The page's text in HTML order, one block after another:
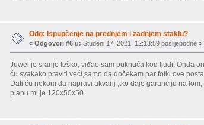
Odg: Ispupčenje na prednjem i zadnjem staklu?
«Odgovori #6 u: Studeni 17, 2021, 12:13:59 poslijepodne »
Juwel je sranje teško, viđao sam puknuća kod ljudi. Onda
ću svakako praviti veći,samo da dočekam par fotki ove
Dati ću nekom da napravi akvarij ,tko daje garanciju na
planu mi je 120x50x50